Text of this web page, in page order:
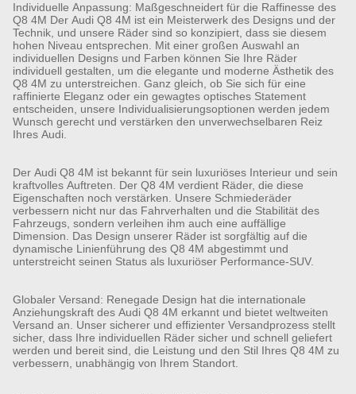
Individuelle Anpassung: Maßgeschneidert für die Raffinesse des
Q8 4M Der Audi Q8 4M ist ein Meisterwerk des Designs und der
Technik, und unsere Räder sind so konzipiert, dass sie diesem
hohen Niveau entsprechen. Mit einer großen Auswahl an
individuellen Designs und Farben können Sie Ihre Räder
individuell gestalten, um die elegante und moderne Ästhetik des
Q8 4M zu unterstreichen. Ganz gleich, ob Sie sich für eine
raffinierte Eleganz oder ein gewagtes optisches Statement
entscheiden, unsere Individualisierungsoptionen werden jedem
Wunsch gerecht und verstärken den unverwechselbaren Reiz
Ihres Audi.
Der Audi Q8 4M ist bekannt für sein luxuriöses Interieur und sein
kraftvolles Auftreten. Der Q8 4M verdient Räder, die diese
Eigenschaften noch verstärken. Unsere Schmiederäder
verbessern nicht nur das Fahrverhalten und die Stabilität des
Fahrzeugs, sondern verleihen ihm auch eine auffällige
Dimension. Das Design unserer Räder ist sorgfältig auf die
dynamische Linienführung des Q8 4M abgestimmt und
unterstreicht seinen Status als luxuriöser Performance-SUV.
Globaler Versand: Renegade Design hat die internationale
Anziehungskraft des Audi Q8 4M erkannt und bietet weltweiten
Versand an. Unser sicherer und effizienter Versandprozess stellt
sicher, dass Ihre individuellen Räder sicher und schnell geliefert
werden und bereit sind, die Leistung und den Stil Ihres Q8 4M zu
verbessern, unabhängig von Ihrem Standort.